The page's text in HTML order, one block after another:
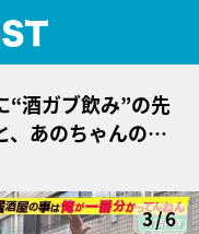
“酒ガブ飲み”の先
、あのちゃんの番
3/6